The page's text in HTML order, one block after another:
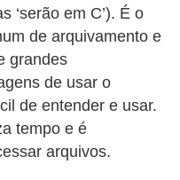
‘serão em C’). É o
de arquivamento e
grandes
de usar o
de entender e usar.
tempo e é
arquivos.